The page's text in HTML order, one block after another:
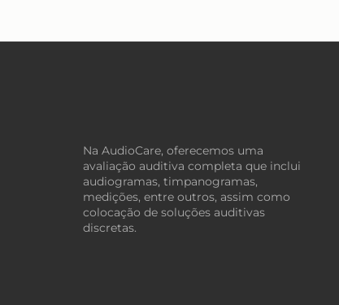
Na AudioCare, oferecemos uma
avaliação auditiva completa que inclui
audiogramas, timpanogramas,
medições, entre outros, assim como
colocação de soluções auditivas
discretas.